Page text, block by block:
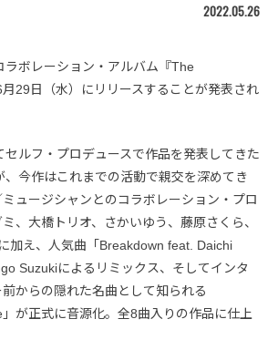
2022.05.26
ラボレーション・アルバム『The
29日（水）にリリースすることが発表され
セルフ・プロデュースで作品を発表してきた
今作はこれまでの活動で親交を深めてき
ュージシャンとのコラボレーション・プロ
、大橋トリオ、さかいゆう、藤原さくら、
加え、人気曲「Breakdown feat. Daichi
Suzukiによるリミックス、そしてインタ
からの隠れた名曲として知られる
」が正式に音源化。全8曲入りの作品に仕上